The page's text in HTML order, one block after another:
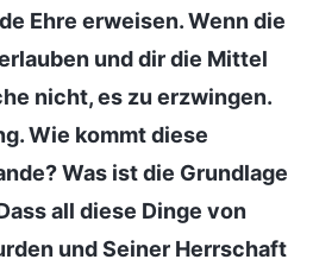
Ehre erweisen. Wenn die
und dir die Mittel
nicht, es zu erzwingen.
Wie kommt diese
Was ist die Grundlage
all diese Dinge von
und Seiner Herrschaft